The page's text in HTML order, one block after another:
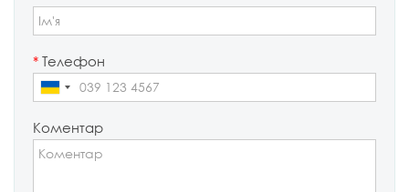
* Телефон
Коментар